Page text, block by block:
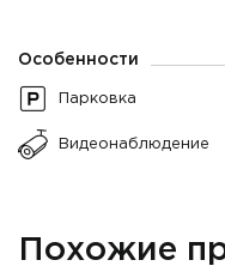
Особенности
Парковка
Видеонаблюдение
Похожие